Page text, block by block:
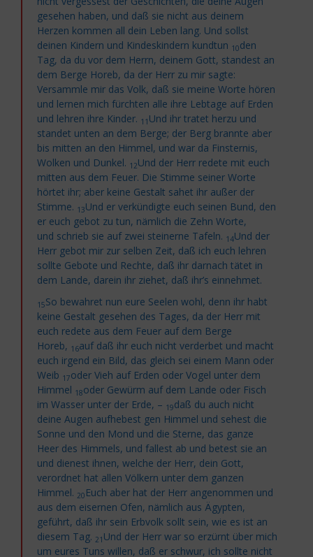
gesehen haben, und daß sie nicht aus deinem
Herzen kommen all dein Leben lang. Und sollst
deinen Kindern und Kindeskindern kundtun 10den
Tag, da du vor dem Herrn, deinem Gott, standest an
dem Berge Horeb, da der Herr zu mir sagte:
Versammle mir das Volk, daß sie meine Worte hören
und lernen mich fürchten alle ihre Lebtage auf Erden
und lehren ihre Kinder. 11 Und ihr tratet herzu und
standet unten an dem Berge; der Berg brannte aber
bis mitten an den Himmel, und war da Finsternis,
Wolken und Dunkel. 12Und der Herr redete mit euch
mitten aus dem Feuer. Die Stimme seiner Worte
hörtet ihr; aber keine Gestalt sahet ihr außer der
Stimme. 13Und er verkündigte euch seinen Bund, den
er euch gebot zu tun, nämlich die Zehn Worte,
und schrieb sie auf zwei steinerne Tafeln. 14Und der
Herr gebot mir zur selben Zeit, daß ich euch lehren
sollte Gebote und Rechte, daß ihr darnach tätet in
dem Lande, darein ihr ziehet, daß ihr’s einnehmet.
15So bewahret nun eure Seelen wohl, denn ihr habt
keine Gestalt gesehen des Tages, da der Herr mit
euch redete aus dem Feuer auf dem Berge
Horeb, 16auf daß ihr euch nicht verderbet und macht
euch irgend ein Bild, das gleich sei einem Mann oder
Weib 17oder Vieh auf Erden oder Vogel unter dem
Himmel 18oder Gewürm auf dem Lande oder Fisch
im Wasser unter der Erde, – 19daß du auch nicht
deine Augen aufhebest gen Himmel und sehest die
Sonne und den Mond und die Sterne, das ganze
Heer des Himmels, und fallest ab und betest sie an
und dienest ihnen, welche der Herr, dein Gott,
verordnet hat allen Völkern unter dem ganzen
Himmel. 20 Euch aber hat der Herr angenommen und
aus dem eisernen Ofen, nämlich aus Ägypten,
geführt, daß ihr sein Erbvolk sollt sein, wie es ist an
diesem Tag. 21 Und der Herr war so erzürnt über mich
um eures Tuns willen, daß er schwur, ich sollte nicht